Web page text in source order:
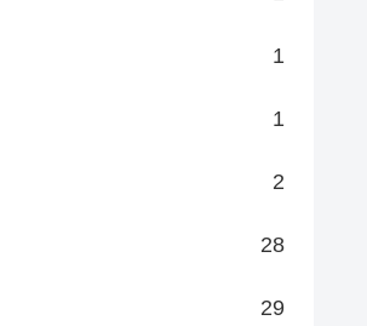
1
1
2
28
29